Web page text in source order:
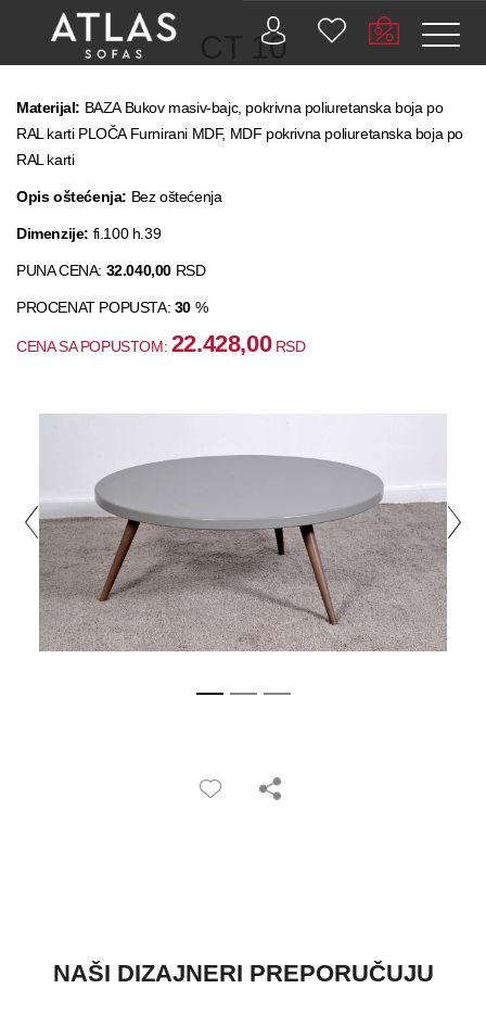
PROIZVODI
ATLAS?
AKTUELNOSTI
KONTAKT
BUSINESS
SERVISI
PRETRAŽITE
ZAKAŽITE
SASTANAK
SA NAŠIM
ARHITEKTOM
CT 10
Materijal: BAZA Bukov masiv-bajc, pokrivna poliuretanska boja po
RAL karti PLOČA Furnirani MDF, MDF pokrivna poliuretanska boja po
RAL karti
Opis oštećenja: Bez oštećenja
Dimenzije: fi.100 h.39
PUNA CENA: 32.040,00 RSD
PROCENAT POPUSTA: 30 %
CENA SA POPUSTOM: 22.428,00RSD
NAŠI DIZAJNERI PREPORUČUJU